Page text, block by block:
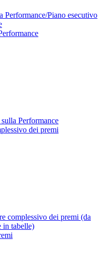
Performance/Piano esecutivo
Performance
dei premi
complessivo dei premi (da
in tabelle)